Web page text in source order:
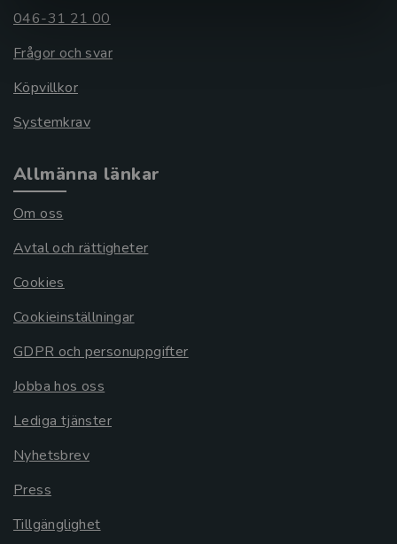
046-31 21 00
Frågor och svar
Köpvillkor
Systemkrav
Allmänna länkar
Om oss
Avtal och rättigheter
Cookies
Cookieinställningar
GDPR och personuppgifter
Jobba hos oss
Lediga tjänster
Nyhetsbrev
Press
Tillgänglighet